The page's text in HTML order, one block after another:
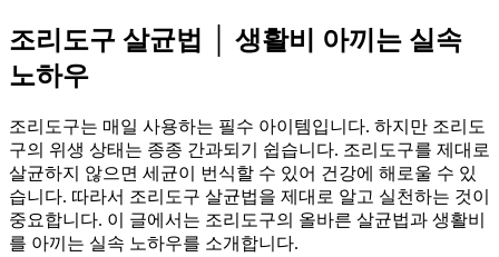
조리도구 살균법 │ 생활비 아끼는 실속
노하우
조리도구는 매일 사용하는 필수 아이템입니다. 하지만 조리도
구의 위생 상태는 종종 간과되기 쉽습니다. 조리도구를 제대로
살균하지 않으면 세균이 번식할 수 있어 건강에 해로울 수 있
습니다. 따라서 조리도구 살균법을 제대로 알고 실천하는 것이
중요합니다. 이 글에서는 조리도구의 올바른 살균법과 생활비
를 아끼는 실속 노하우를 소개합니다.